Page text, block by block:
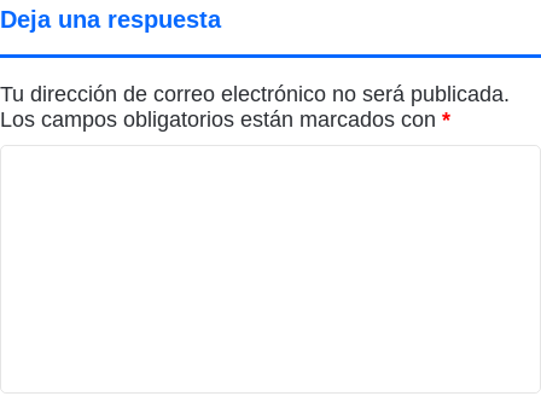
Deja una respuesta
Tu dirección de correo electrónico no será publicada.
Los campos obligatorios están marcados con *